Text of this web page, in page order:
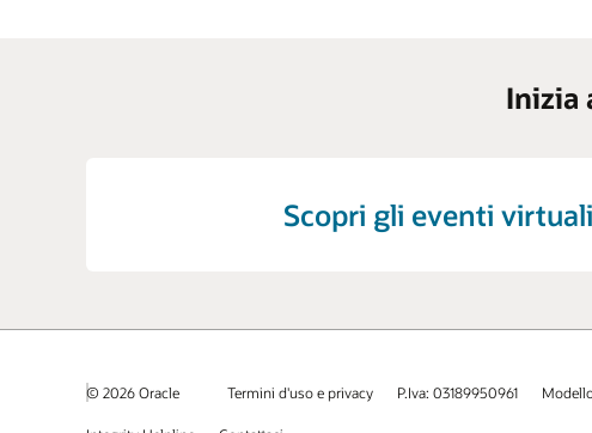
Inizia
Scopri gli eventi virtuali
© 2026 Oracle Termini d'uso e privacy P.Iva: 03189950961